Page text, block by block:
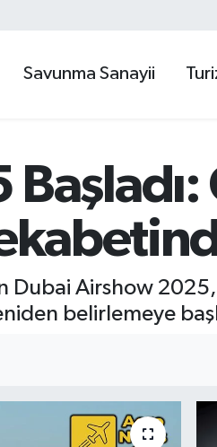
Savunma Sanayii
Dubai Airshow
belirlemeye